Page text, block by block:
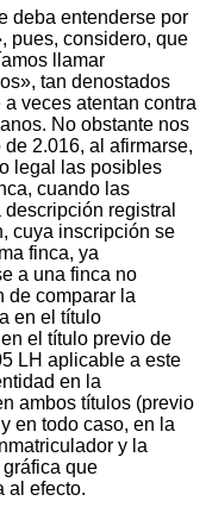
deba entenderse por
pues, considero, que
llamar
tan denostados
veces atentan contra
No obstante nos
2.016, al afirmarse,
legal las posibles
cuando las
registral
cuya inscripción se
finca, ya
a una finca no
de comparar la
en el título
el título previo de
LH aplicable a este
en la
ambos títulos (previo
en todo caso, en la
y la
que
al efecto.